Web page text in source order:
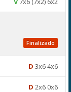
Finalizado
D 3x6 4x6
D 2x6 0x6